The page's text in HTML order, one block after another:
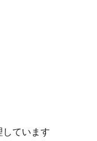
ています